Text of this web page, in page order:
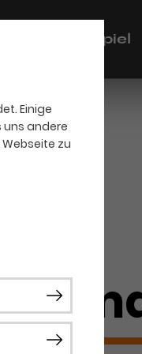
Einige
andere
zu
Schauspiel